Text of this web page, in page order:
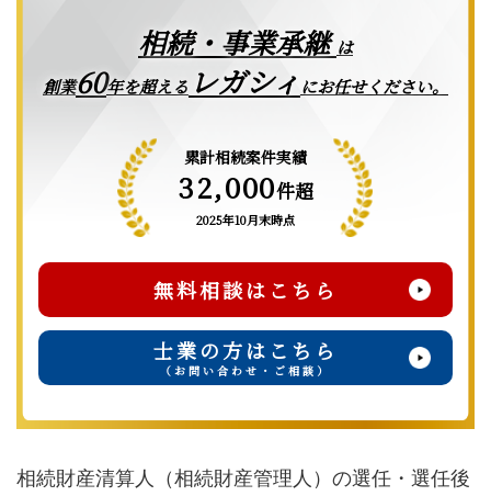
相続・事業承継は
創業60年を超える レガシィ にお任せください。
累計相続案件実績
32,000件超
2025年10月末時点
無料相談はこちら
士業の方はこちら
（お問い合わせ・ご相談）
相続財産清算人（相続財産管理人）の選任・選任後